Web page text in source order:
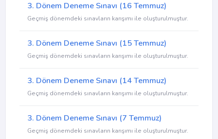
3. Dönem Deneme Sınavı (16 Temmuz)
Geçmiş dönemdeki sınavların karışımı ile oluşturulmuştur.
3. Dönem Deneme Sınavı (15 Temmuz)
Geçmiş dönemdeki sınavların karışımı ile oluşturulmuştur.
3. Dönem Deneme Sınavı (14 Temmuz)
Geçmiş dönemdeki sınavların karışımı ile oluşturulmuştur.
3. Dönem Deneme Sınavı (7 Temmuz)
Geçmiş dönemdeki sınavların karışımı ile oluşturulmuştur.